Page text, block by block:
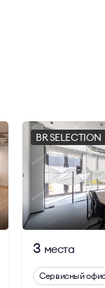
BR SELECTION
3 места
Сервисный